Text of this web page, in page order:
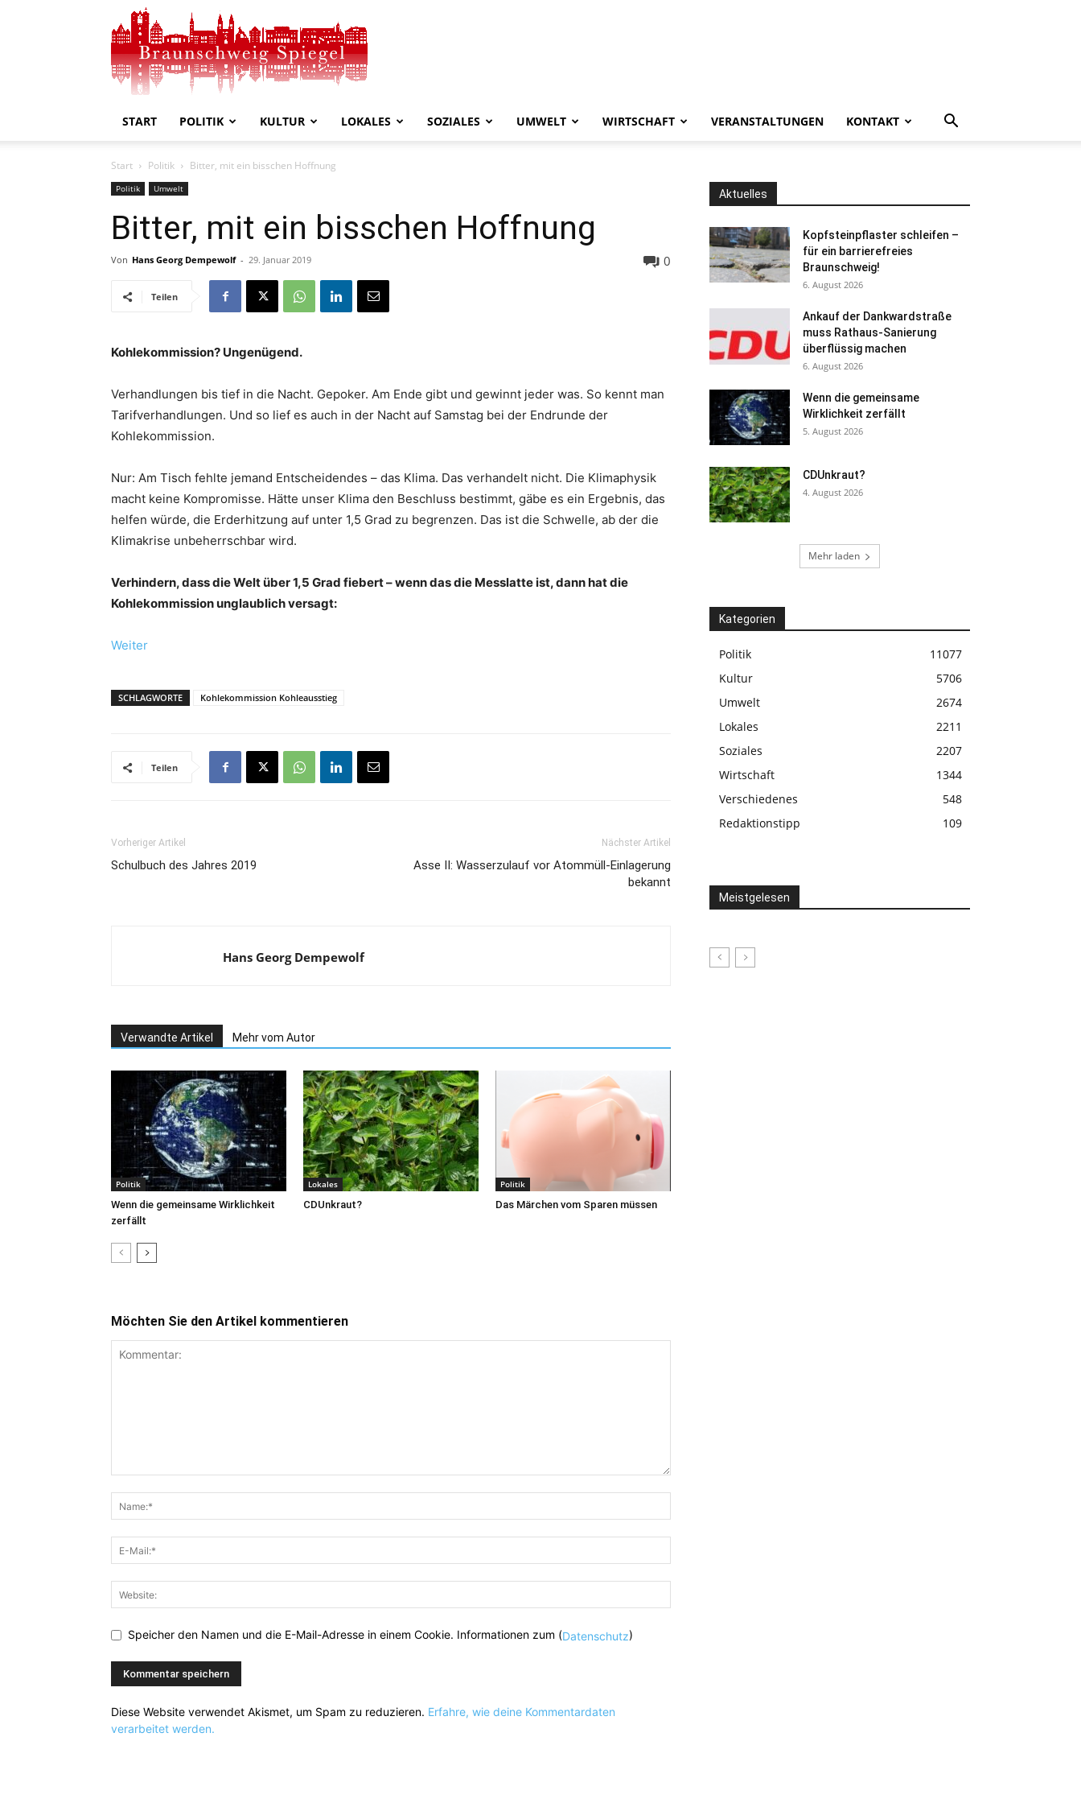
Spiegel
START POLITIK KULTUR LOKALES SOZIALES UMWELT WIRTSCHAFT VERANSTALTUNGEN KONTAKT
Start Politik Bitter, mit ein bisschen Hoffnung
Politik Umwelt
Bitter, mit ein bisschen Hoffnung
Von Hans Georg Dempewolf - 29. Januar 2019 0
Teilen
Kohlekommission? Ungenügend.
Verhandlungen bis tief in die Nacht. Gepoker. Am Ende gibt und gewinnt jeder was. So kennt man
Tarifverhandlungen. Und so lief es auch in der Nacht auf Samstag bei der Endrunde der
Kohlekommission.
Nur: Am Tisch fehlte jemand Entscheidendes – das Klima. Das verhandelt nicht. Die Klimaphysik
macht keine Kompromisse. Hätte unser Klima den Beschluss bestimmt, gäbe es ein Ergebnis, das
helfen würde, die Erderhitzung auf unter 1,5 Grad zu begrenzen. Das ist die Schwelle, ab der die
Klimakrise unbeherrschbar wird.
Verhindern, dass die Welt über 1,5 Grad fiebert – wenn das die Messlatte ist, dann hat die
Kohlekommission unglaublich versagt:
Weiter
SCHLAGWORTE Kohlekommission Kohleausstieg
Teilen
Vorheriger Artikel
Schulbuch des Jahres 2019
Nächster Artikel
Asse II: Wasserzulauf vor Atommüll-Einlagerung
bekannt
Hans Georg Dempewolf
Verwandte Artikel Mehr vom Autor
Politik
Wenn die gemeinsame Wirklichkeit
zerfällt
Lokales
CDUnkraut?
Politik
Das Märchen vom Sparen müssen
Möchten Sie den Artikel kommentieren
Speicher den Namen und die E-Mail-Adresse in einem Cookie. Informationen zum (Datenschutz)
Diese Website verwendet Akismet, um Spam zu reduzieren. Erfahre, wie deine Kommentardaten
verarbeitet werden.
Aktuelles
Kopfsteinpflaster schleifen –
für ein barrierefreies
Braunschweig!
6. August 2026
Ankauf der Dankwardstraße
muss Rathaus-Sanierung
überflüssig machen
6. August 2026
Wenn die gemeinsame
Wirklichkeit zerfällt
5. August 2026
CDUnkraut?
4. August 2026
Mehr laden
Kategorien
Politik
11077
Kultur
5706
Umwelt
2674
Lokales
2211
Soziales
2207
Wirtschaft
1344
Verschiedenes
548
Redaktionstipp
109
Meistgelesen